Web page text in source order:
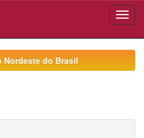
Nordeste do Brasil